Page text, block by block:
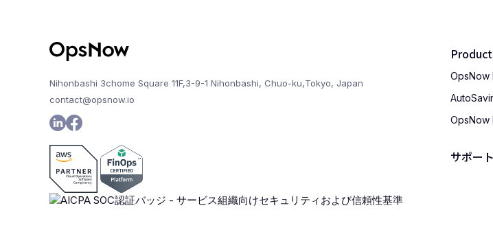
Nihonbashi 3chome Square 11F,3-9-1 Nihonbashi, Chuo-ku,Tokyo, Japan
contact@opsnow.io
OpsNow
OpsNow
サポー